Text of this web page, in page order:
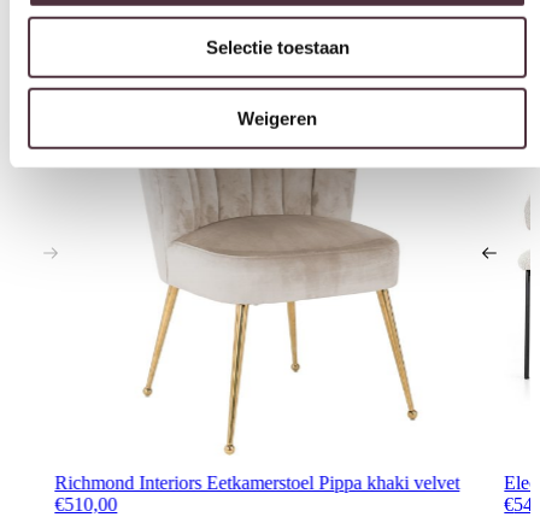
Richmond Interiors Eetkamerstoel Pippa khaki velvet
€510,00
€